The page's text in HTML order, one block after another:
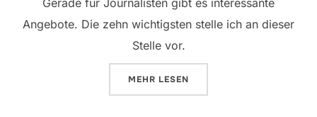
Angebote. Die zehn wichtigsten stelle ich an dieser
Stelle vor.
MEHR ÜBER „NEWSLETTER FÜR
LESEN